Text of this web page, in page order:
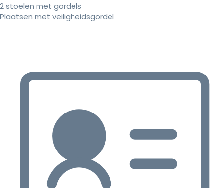
2 stoelen met gordels
Plaatsen met veiligheidsgordel